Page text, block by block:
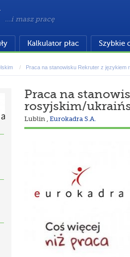
...i masz pracę
Kalkulator płac Szybkie
Praca na stanowisku Rekruter z językiem
Praca na
rosyjskim/
Lublin, Eurokadra S.A.